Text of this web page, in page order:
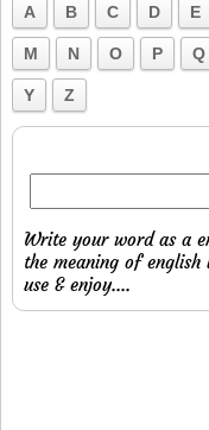
A B C D E
M N O P Q
Y Z
Write your word as a
the meaning of english
use & enjoy....